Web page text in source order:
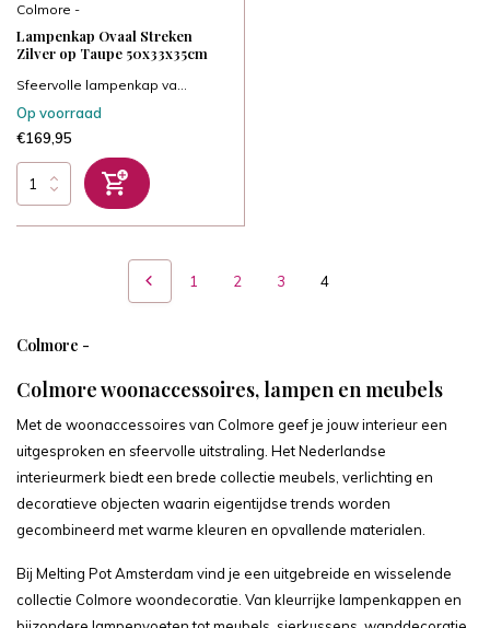
Colmore -
Lampenkap Ovaal Streken
Zilver op Taupe 50x33x35cm
Sfeervolle lampenkap va...
Op voorraad
€169,95
1 2 3 4
Colmore -
Colmore woonaccessoires, lampen en meubels
Met de woonaccessoires van Colmore geef je jouw interieur een
uitgesproken en sfeervolle uitstraling. Het Nederlandse
interieurmerk biedt een brede collectie meubels, verlichting en
decoratieve objecten waarin eigentijdse trends worden
gecombineerd met warme kleuren en opvallende materialen.
Bij Melting Pot Amsterdam vind je een uitgebreide en wisselende
collectie Colmore woondecoratie. Van kleurrijke lampenkappen en